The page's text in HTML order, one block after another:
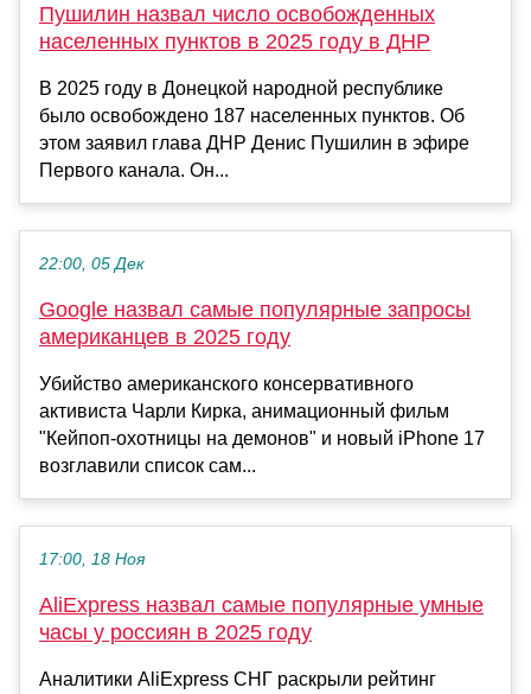
Пушилин назвал число освобожденных
населенных пунктов в 2025 году в ДНР
В 2025 году в Донецкой народной республике
было освобождено 187 населенных пунктов. Об
этом заявил глава ДНР Денис Пушилин в эфире
Первого канала. Он...
22:00, 05 Дек
Google назвал самые популярные запросы
американцев в 2025 году
Убийство американского консервативного
активиста Чарли Кирка, анимационный фильм
"Кейпоп-охотницы на демонов" и новый iPhone 17
возглавили список сам...
17:00, 18 Ноя
AliExpress назвал самые популярные умные
часы у россиян в 2025 году
Аналитики AliExpress СНГ раскрыли рейтинг